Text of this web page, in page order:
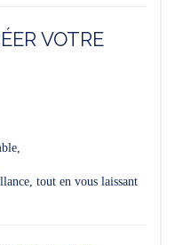
VOTRE
tout en vous laissant